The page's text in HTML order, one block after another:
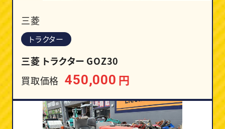
三菱
トラクター
三菱 トラクター GOZ30
買取価格 450,000 円